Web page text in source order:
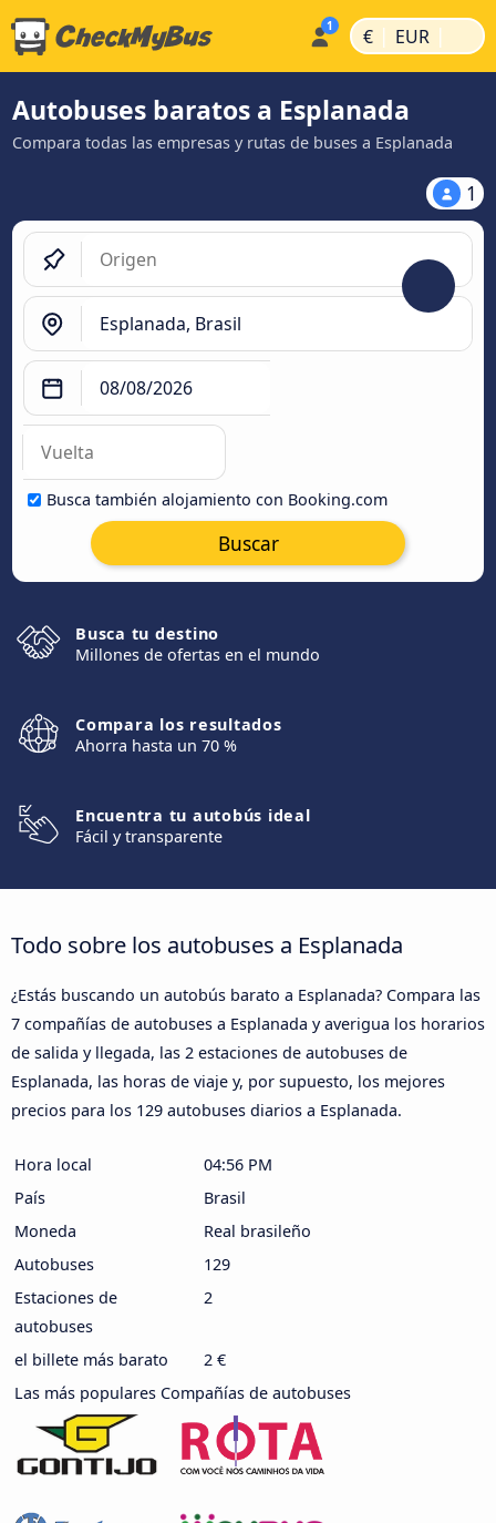
€ | EUR |
Autobuses baratos a Esplanada
Compara todas las empresas y rutas de buses a Esplanada
1
Busca también alojamiento con Booking.com
Buscar
Busca tu destino
Millones de ofertas en el mundo
Compara los resultados
Ahorra hasta un 70 %
Encuentra tu autobús ideal
Fácil y transparente
Todo sobre los autobuses a Esplanada
¿Estás buscando un autobús barato a Esplanada? Compara las
7 compañías de autobuses a Esplanada y averigua los horarios
de salida y llegada, las 2 estaciones de autobuses de
Esplanada, las horas de viaje y, por supuesto, los mejores
precios para los 129 autobuses diarios a Esplanada.
Hora local
04:56 PM
País
Brasil
Moneda
Real brasileño
Autobuses
129
Estaciones de
autobuses
2
el billete más barato
2 €
Las más populares Compañías de autobuses